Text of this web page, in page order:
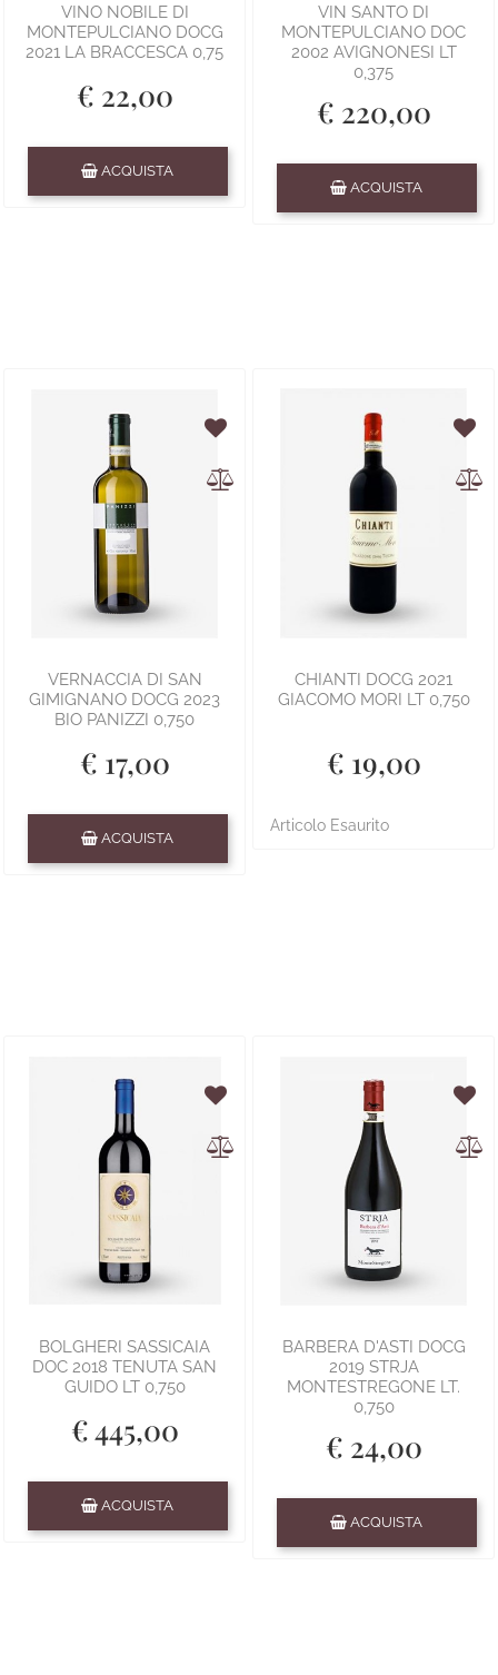
VINO NOBILE DI
MONTEPULCIANO DOCG
2021 LA BRACCESCA 0,75
€ 22,00
ACQUISTA
VIN SANTO DI
MONTEPULCIANO DOC
2002 AVIGNONESI LT
0,375
€ 220,00
ACQUISTA
VERNACCIA DI SAN
GIMIGNANO DOCG 2023
BIO PANIZZI 0,750
€ 17,00
ACQUISTA
CHIANTI DOCG 2021
GIACOMO MORI LT 0,750
€ 19,00
Articolo Esaurito
BOLGHERI SASSICAIA
DOC 2018 TENUTA SAN
GUIDO LT 0,750
€ 445,00
ACQUISTA
BARBERA D'ASTI DOCG
2019 STRJA
MONTESTREGONE LT.
0,750
€ 24,00
ACQUISTA